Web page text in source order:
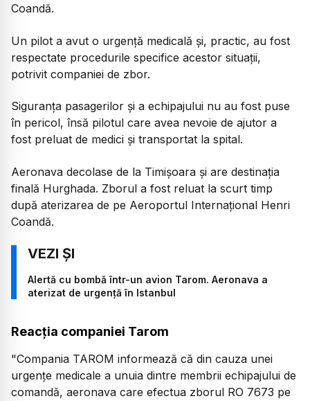
Coandă.
Un pilot a avut o urgență medicală și, practic, au fost
respectate procedurile specifice acestor situații,
potrivit companiei de zbor.
Siguranța pasagerilor și a echipajului nu au fost puse
în pericol, însă pilotul care avea nevoie de ajutor a
fost preluat de medici și transportat la spital.
Aeronava decolase de la Timișoara și are destinația
finală Hurghada. Zborul a fost reluat la scurt timp
după aterizarea de pe Aeroportul Internațional Henri
Coandă.
Alertă cu bombă într-un avion Tarom. Aeronava a
aterizat de urgență în Istanbul
Reacția companiei Tarom
"Compania TAROM informează că din cauza unei
urgenţe medicale a unuia dintre membrii echipajului de
comandă, aeronava care efectua zborul RO 7673 pe